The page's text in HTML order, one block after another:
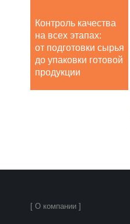
Контроль качества
на всех этапах:
от подготовки сырья
до упаковки готовой
продукции
[ О компании ]